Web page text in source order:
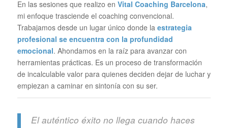
En las sesiones que realizo en Vital Coaching Barcelona,
mi enfoque trasciende el coaching convencional.
Trabajamos desde un lugar único donde la estrategia
profesional se encuentra con la profundidad
emocional. Ahondamos en la raíz para avanzar con
herramientas prácticas. Es un proceso de transformación
de incalculable valor para quienes deciden dejar de luchar y
empiezan a caminar en sintonía con su ser.
El auténtico éxito no llega cuando haces